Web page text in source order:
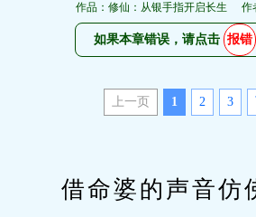
作品：修仙：从银手指开启长生 作
如果本章错误，请点击 报错
上一页 1 2 3
借命婆的声音仿